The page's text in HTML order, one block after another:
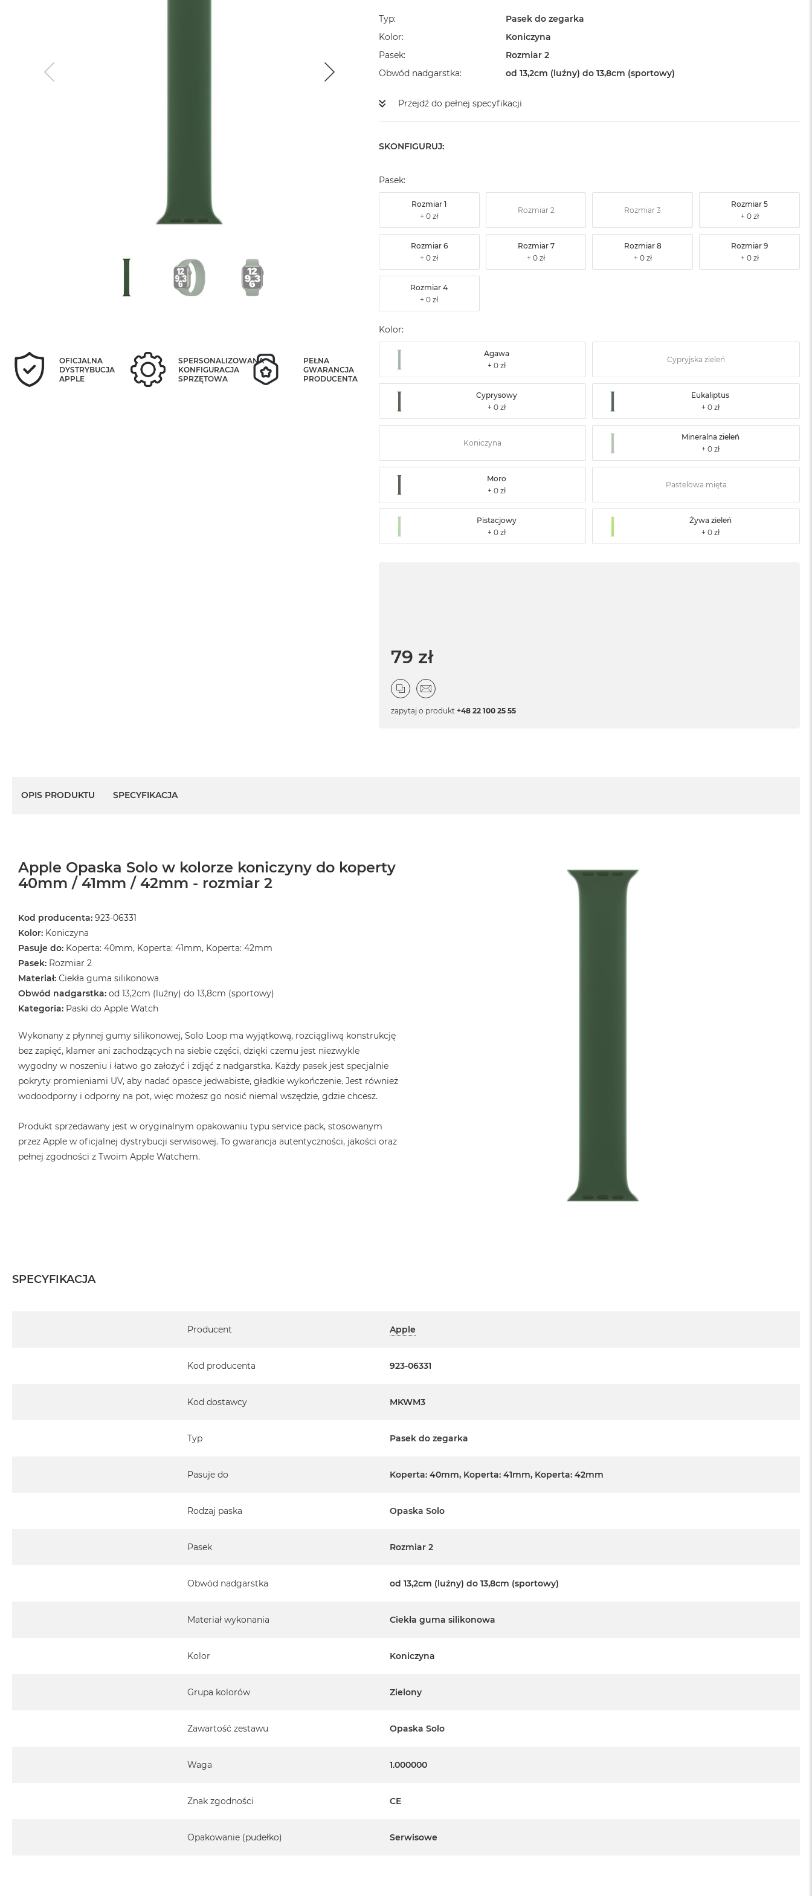
Typ
Pasek do zegarka
Kolor
Koniczyna
Pasek
Rozmiar 2
Obwód nadgarstka
od 13,2cm (luźny) do 13,8cm (sportowy)
Przejdź do pełnej specyfikacji
SKONFIGURUJ:
Pasek:
Rozmiar 1
Rozmiar 2 Rozmiar 3
Rozmiar 5
Rozmiar 6 Rozmiar 7 Rozmiar 8 Rozmiar 9
Rozmiar 4
Kolor:
Agawa
Cypryjska zieleń
Cyprysowy Eukaliptus
Koniczyna
Mineralna zieleń
Moro
Pastelowa mięta
Pistacjowy Żywa zieleń
79 zł
zapytaj o produkt +48 22 100 25 55
OFICJALNA
DYSTRYBUCJA
APPLE
SPERSONALIZOWANA
KONFIGURACJA
SPRZĘTOWA
PEŁNA
GWARANCJA
PRODUCENTA
OPIS PRODUKTU SPECYFIKACJA
Apple Opaska Solo w kolorze koniczyny do koperty
40mm / 41mm / 42mm - rozmiar 2
Kod producenta: 923-06331
Kolor: Koniczyna
Pasuje do: Koperta: 40mm, Koperta: 41mm, Koperta: 42mm
Pasek: Rozmiar 2
Materiał: Ciekła guma silikonowa
Obwód nadgarstka: od 13,2cm (luźny) do 13,8cm (sportowy)
Kategoria: Paski do Apple Watch
Wykonany z płynnej gumy silikonowej, Solo Loop ma wyjątkową, rozciągliwą konstrukcję
bez zapięć, klamer ani zachodzących na siebie części, dzięki czemu jest niezwykle
wygodny w noszeniu i łatwo go założyć i zdjąć z nadgarstka. Każdy pasek jest specjalnie
pokryty promieniami UV, aby nadać opasce jedwabiste, gładkie wykończenie. Jest również
wodoodporny i odporny na pot, więc możesz go nosić niemal wszędzie, gdzie chcesz.
Produkt sprzedawany jest w oryginalnym opakowaniu typu service pack, stosowanym
przez Apple w oficjalnej dystrybucji serwisowej. To gwarancja autentyczności, jakości oraz
pełnej zgodności z Twoim Apple Watchem.
SPECYFIKACJA
Producent
Apple
Kod producenta 923-06331
Kod dostawcy MKWM3
Typ Pasek do zegarka
Pasuje do Koperta: 40mm, Koperta: 41mm, Koperta: 42mm
Rodzaj paska Opaska Solo
Pasek Rozmiar 2
Obwód nadgarstka od 13,2cm (luźny) do 13,8cm (sportowy)
Materiał wykonania Ciekła guma silikonowa
Kolor Koniczyna
Grupa kolorów Zielony
Zawartość zestawu Opaska Solo
Waga 1.000000
Znak zgodności CE
Opakowanie (pudełko) Serwisowe